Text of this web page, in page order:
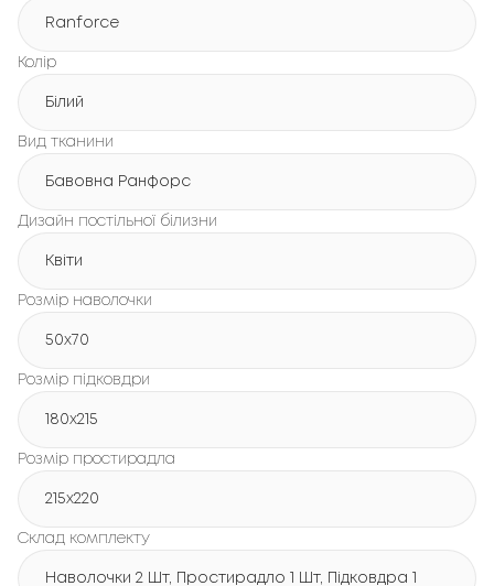
Ranforce
Колір
Білий
Вид тканини
Бавовна Ранфорс
Дизайн постільної білизни
Квіти
Розмір наволочки
50x70
Розмір підковдри
180х215
Розмір простирадла
215х220
Склад комплекту
Наволочки 2 Шт, Простирадло 1 Шт, Підковдра 1 Шт